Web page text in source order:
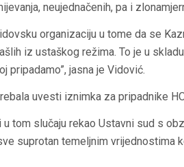
neujednačenih, pa i
organizaciju u tome da se
iz ustaškog režima. To je u
pripadamo”, jasna je Vidović.
uvesti iznimka za pripadnike
tom slučaju rekao Ustavni sud s
suprotan temeljnim vrijednostima